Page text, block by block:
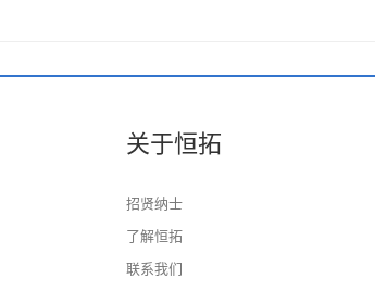
关于恒拓
招贤纳士
了解恒拓
联系我们